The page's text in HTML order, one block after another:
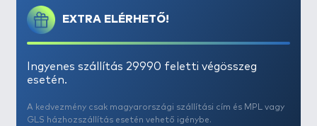
EXTRA ELÉRHETŐ!
Ingyenes szállítás 29990 feletti végösszeg
esetén.
A kedvezmény csak magyarországi szállítási cím és MPL vagy
GLS házhozszállítás esetén vehető igénybe.